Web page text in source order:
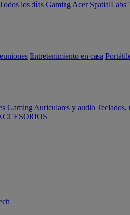
Todos los días Gaming Acer
Entretenimiento en casa
Gaming Auriculares y audio Teclados,